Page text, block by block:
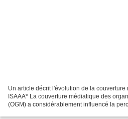
Un article décrit l'évolution de la
ISAAA* La couverture médiatique des
(OGM) a considérablement influencé la